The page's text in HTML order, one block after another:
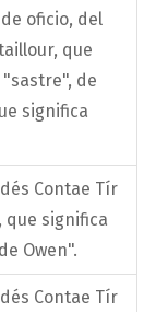
oficio, del
que
de
significa
Contae Tír
que significa
Owen".
Contae Tír